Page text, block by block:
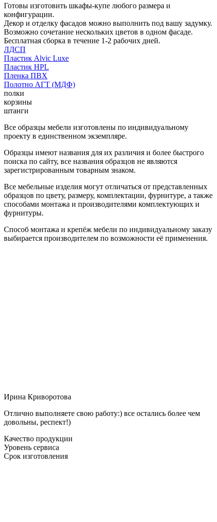
Готовы изготовить шкафы-купе любого размера и
конфигурации.
Декор и отделку фасадов можно выполнить под вашу задумку.
Возможно сочетание нескольких цветов в одном фасаде.
Бесплатная сборка в течение 1-2 рабочих дней.
ЛДСП
Пластик Alvic Luxe
Пластик HPL
Пленка ПВХ
Полотно АГТ (МДФ)
полки
корзины
штанги
Все образцы мебели изготовлены по индивидуальному
проекту в единственном экземпляре.
Образцы имеют названия для их различия и более быстрого
поиска по сайту, все названия образцов не являются
зарегистрированным товарным знаком.
Все мебельные изделия могут отличаться от представленных
образцов по цвету, размеру, комплектации, фурнитуре, а также
способами монтажа и производителями комплектующих и
фурнитуры.
Способ монтажа и крепёж мебели по индивидуальному заказу
выбирается производителем по возможности её применения.
Ирина Криворотова
Отлично выполняете свою работу:) все остались более чем
довольны, респект!)
Качество продукции
Уровень сервиса
Срок изготовления